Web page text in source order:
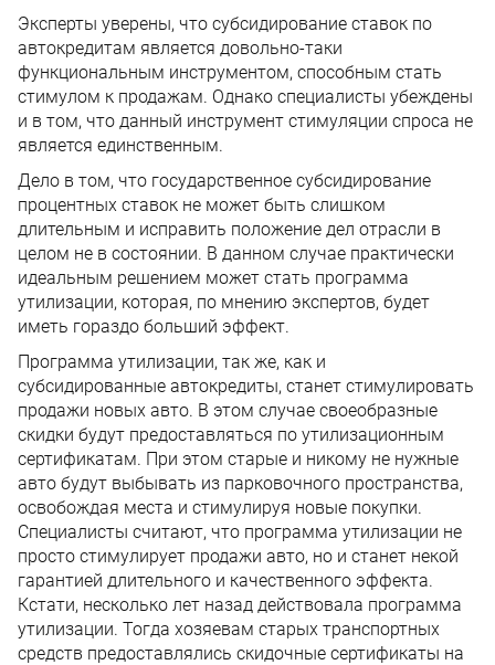
Эксперты уверены, что субсидирование ставок по
автокредитам является довольно-таки
функциональным инструментом, способным стать
стимулом к продажам. Однако специалисты убеждены
и в том, что данный инструмент стимуляции спроса не
является единственным.
Дело в том, что государственное субсидирование
процентных ставок не может быть слишком
длительным и исправить положение дел отрасли в
целом не в состоянии. В данном случае практически
идеальным решением может стать программа
утилизации, которая, по мнению экспертов, будет
иметь гораздо больший эффект.
Программа утилизации, так же, как и
субсидированные автокредиты, станет стимулировать
продажи новых авто. В этом случае своеобразные
скидки будут предоставляться по утилизационным
сертификатам. При этом старые и никому не нужные
авто будут выбывать из парковочного пространства,
освобождая места и стимулируя новые покупки.
Специалисты считают, что программа утилизации не
просто стимулирует продажи авто, но и станет некой
гарантией длительного и качественного эффекта.
Кстати, несколько лет назад действовала программа
утилизации. Тогда хозяевам старых транспортных
средств предоставлялись скидочные сертификаты на